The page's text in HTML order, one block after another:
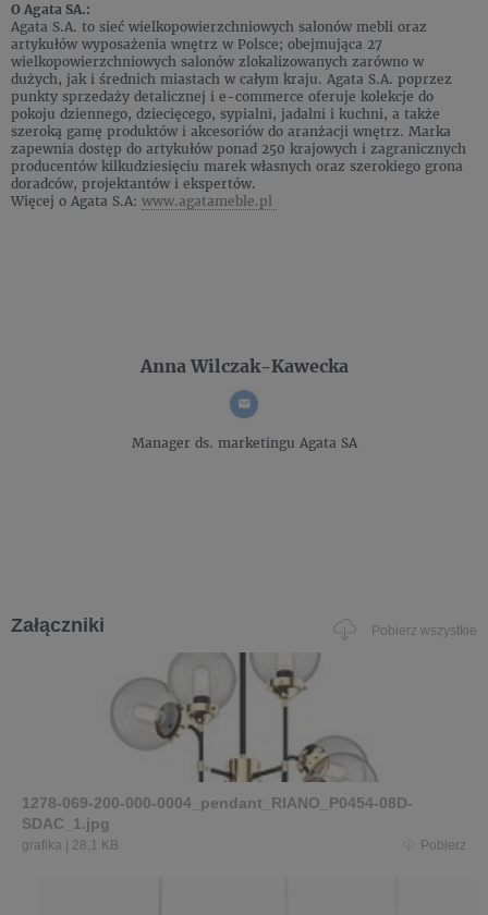
O Agata SA.:
Agata S.A. to sieć wielkopowierzchniowych salonów mebli oraz
artykułów wyposażenia wnętrz w Polsce; obejmująca 27
wielkopowierzchniowych salonów zlokalizowanych zarówno w
dużych, jak i średnich miastach w całym kraju. Agata S.A. poprzez
punkty sprzedaży detalicznej i e-commerce oferuje kolekcje do
pokoju dziennego, dziecięcego, sypialni, jadalni i kuchni, a także
szeroką gamę produktów i akcesoriów do aranżacji wnętrz. Marka
zapewnia dostęp do artykułów ponad 250 krajowych i zagranicznych
producentów kilkudziesięciu marek własnych oraz szerokiego grona
doradców, projektantów i ekspertów.
Więcej o Agata S.A: www.agatameble.pl
Anna Wilczak-Kawecka
Manager ds. marketingu Agata SA
Załączniki Pobierz wszystkie
1278-069-200-000-0004_pendant_RIANO_P0454-08D-
SDAC_1.jpg
grafika 28,1 KB Pobierz